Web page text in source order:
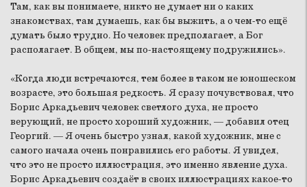
Там, как вы понимаете, никто не думает ни о каких
знакомствах, там думаешь, как бы выжить, а о чем-то ещё
думать было трудно. Но человек предполагает, а Бог
располагает. В общем, мы по-настоящему подружились».
«Когда люди встречаются, тем более в таком не юношеском
возрасте, это большая редкость. Я сразу почувствовал, что
Борис Аркадьевич человек светлого духа, не просто
верующий, не просто хороший художник, — добавил отец
Георгий. — Я очень быстро узнал, какой художник, мне с
самого начала очень понравились его работы. Я увидел,
что это не просто иллюстрация, это именно явление духа.
Борис Аркадьевич создаёт в своих иллюстрациях какое-то